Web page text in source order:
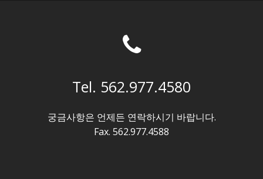
Tel. 562.977.4580
궁금사항은 언제든 연락하시기 바랍니다.
Fax. 562.977.4588